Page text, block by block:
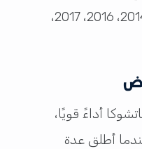
الفوز بالبطولة في أعوام 2014، 2016، 2017،
أداءً قويًا،
أطلق عدة